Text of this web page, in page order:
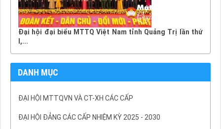
Đại hội đại biểu MTTQ Việt Nam tỉnh Quảng Trị lần thứ
I,...
DANH MỤC
ĐẠI HỘI MTTQVN VÀ CT-XH CÁC CẤP
ĐẠI HỘI ĐẢNG CÁC CẤP NHIỆM KỲ 2025 - 2030